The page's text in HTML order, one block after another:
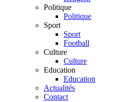
Politique
Politique
Sport
Sport
Football
Culture
Culture
Education
Education
Actualités
Contact